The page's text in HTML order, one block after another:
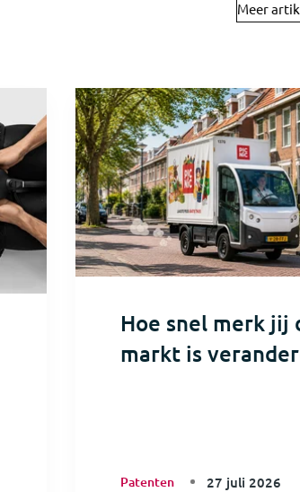
Meer
Hoe snel merk jij
markt is
Patenten 27 juli 2026